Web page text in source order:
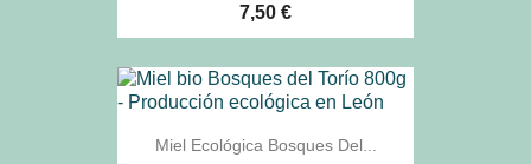
7,50 €
Miel Ecológica Bosques Del...